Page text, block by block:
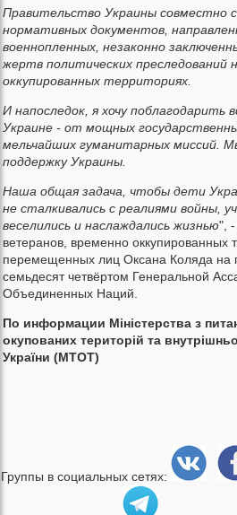
Правительство Украины совместно
нормативных документов,
военнопленных, незаконно
жертв политических преследований
оккупированных территориях.
И напоследок, я хочу поблагодарить
Украине - от мощных
мельчайших гуманитарных миссий.
поддержку Украины.
Наша общая задача, чтобы дети
не сталкивались с реалиями войны,
веселились и наслаждались жизнью",
ветеранов, временно оккупированных
перемещенных лиц Оксана Коляда на
семьдесят четвёртом Генеральной
Объединенных Наций.
По информации Міністерства з
окупованих територій та
України (МТОТ)
Группы в социальных сетях: